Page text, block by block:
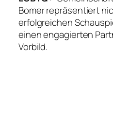
Bomer repräsentiert
erfolgreichen
einen engagierten
Vorbild.